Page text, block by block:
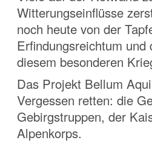
Witterungseinflüsse
noch heute von der
Erfindungsreichtum
diesem besonderen
Das Projekt Bellum
Vergessen retten: die
Gebirgstruppen, der
Alpenkorps.